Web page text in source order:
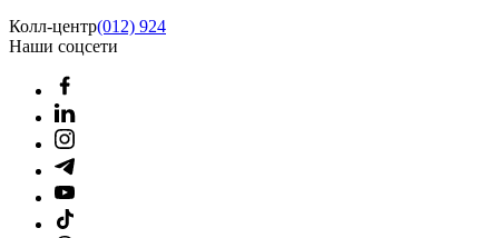
Колл-центр(012) 924
Наши соцсети